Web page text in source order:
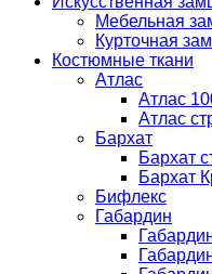
Мебельная
Курточная
Костюмные ткани
Атлас
Атлас
Атлас
Бархат
Бархат
Бархат
Бифлекс
Габардин